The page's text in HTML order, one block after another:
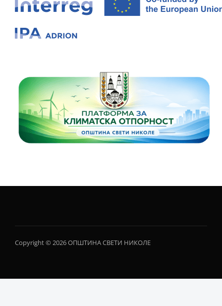
Copyright © 2026 ОПШТИНА СВЕТИ НИКОЛЕ